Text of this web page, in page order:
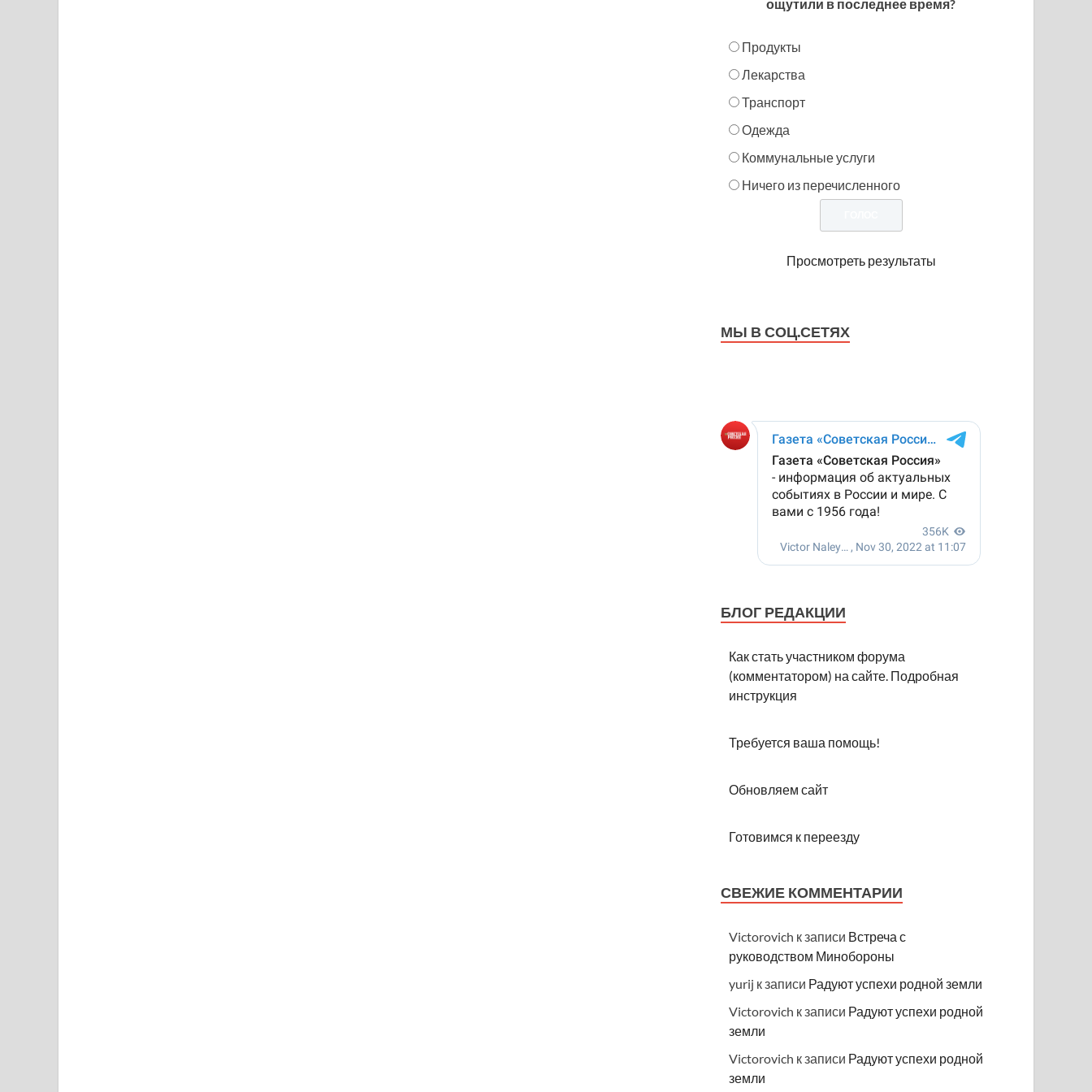
ощутили в последнее время?
Продукты
Лекарства
Транспорт
Одежда
Коммунальные услуги
Ничего из перечисленного
Просмотреть результаты
МЫ В СОЦ.СЕТЯХ
БЛОГ РЕДАКЦИИ
Как стать участником форума
(комментатором) на сайте. Подробная
инструкция
Требуется ваша помощь!
Обновляем сайт
Готовимся к переезду
СВЕЖИЕ КОММЕНТАРИИ
Victorovich к записи Встреча с
руководством Минобороны
yurij к записи Радуют успехи родной земли
Victorovich к записи Радуют успехи родной
земли
Victorovich к записи Радуют успехи родной
земли